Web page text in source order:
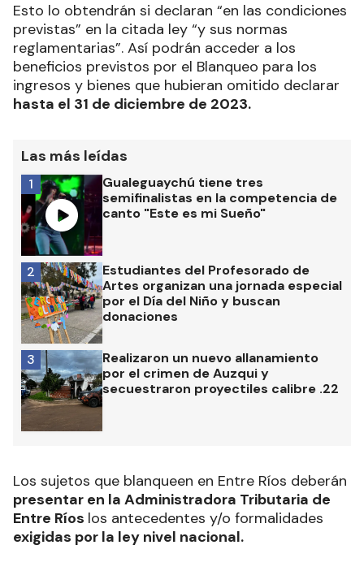
Esto lo obtendrán si declaran “en las condiciones
previstas” en la citada ley “y sus normas
reglamentarias”. Así podrán acceder a los
beneficios previstos por el Blanqueo para los
ingresos y bienes que hubieran omitido declarar
hasta el 31 de diciembre de 2023.
Las más leídas
Gualeguaychú tiene tres
semifinalistas en la competencia de
canto "Este es mi Sueño"
1
Estudiantes del Profesorado de
Artes organizan una jornada especial
por el Día del Niño y buscan
donaciones
2
Realizaron un nuevo allanamiento
por el crimen de Auzqui y
secuestraron proyectiles calibre .22
3
Los sujetos que blanqueen en Entre Ríos deberán
presentar en la Administradora Tributaria de
Entre Ríos los antecedentes y/o formalidades
exigidas por la ley nivel nacional.